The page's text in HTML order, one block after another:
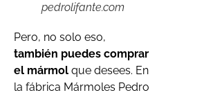
pedrolifante.com
Pero, no solo eso,
también puedes comprar
el mármol que desees. En
la fábrica Mármoles Pedro